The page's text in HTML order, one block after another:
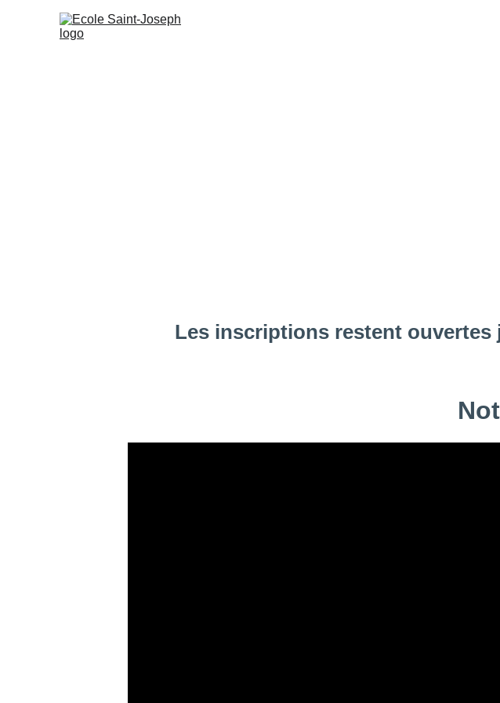
Les inscriptions restent ouvertes